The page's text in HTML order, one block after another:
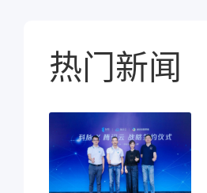
热门新闻